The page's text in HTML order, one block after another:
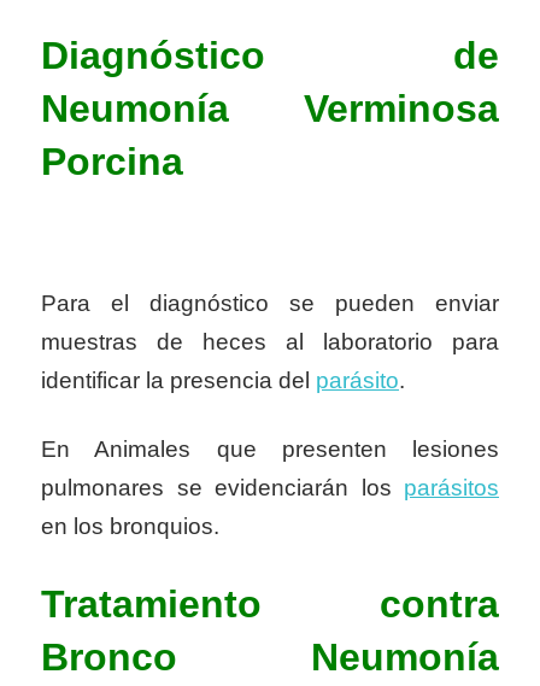
Diagnóstico de
Neumonía Verminosa
Porcina
Para el diagnóstico se pueden enviar
muestras de heces al laboratorio para
identificar la presencia del parásito.
En Animales que presenten lesiones
pulmonares se evidenciarán los parásitos
en los bronquios.
Tratamiento contra
Bronco Neumonía